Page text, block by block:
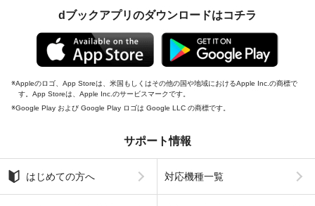
dブックアプリのダウンロードはコチラ
Appleのロゴ、App Storeは、米国もしくはその他の国や地域におけるApple Inc.の商標で
す。App Storeは、Apple Inc.のサービスマークです。
Google Play および Google Play ロゴは Google LLC の商標です。
サポート情報
はじめての方へ 対応機種一覧